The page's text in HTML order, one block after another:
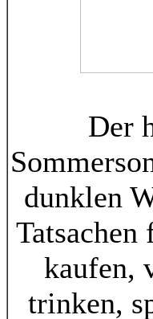
Der
dunklen
kaufen,
trinken,